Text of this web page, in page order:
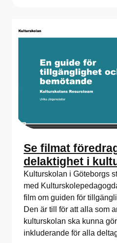
Se filmat
delaktighet i
Kulturskolan i Göteborgs
med
film om guiden för
Den är till för att alla som
kulturskolan ska kunna
inkluderande för alla